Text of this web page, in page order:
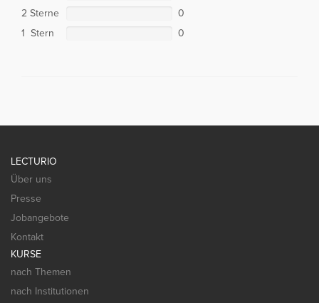
2 Sterne
0
1 Stern
0
LECTURIO
Über uns
Presse
Jobangebote
Kontakt
KURSE
nach Themen
nach Institutionen